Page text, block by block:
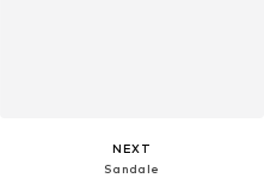
NEXT
Sandale